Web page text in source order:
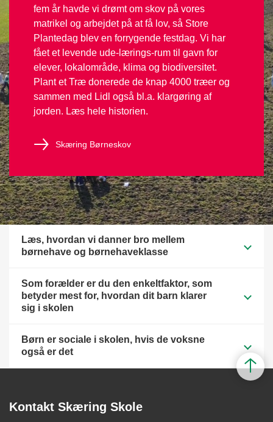
fem år havde vi drømt om skov på vores
matrikel og arbejdet på at få lov, så Store
Plantedag blev en forrygende festdag. Vi har
fået et levende ude-lærings-rum til gavn for
elever, lokalområde, klima og biodiversitet.
Plant et Træ donerede de knap 4000 træer og
sammen med Lidl også bl.a. klargøring af
jorden. Læs hele historien.
Skæring Børneskov
Læs, hvordan vi danner bro mellem
børnehave og børnehaveklasse
Som forælder er du den enkeltfaktor, som
betyder mest for, hvordan dit barn klarer
sig i skolen
Børn er sociale i skolen, hvis de voksne
også er det
Kontakt Skæring Skole